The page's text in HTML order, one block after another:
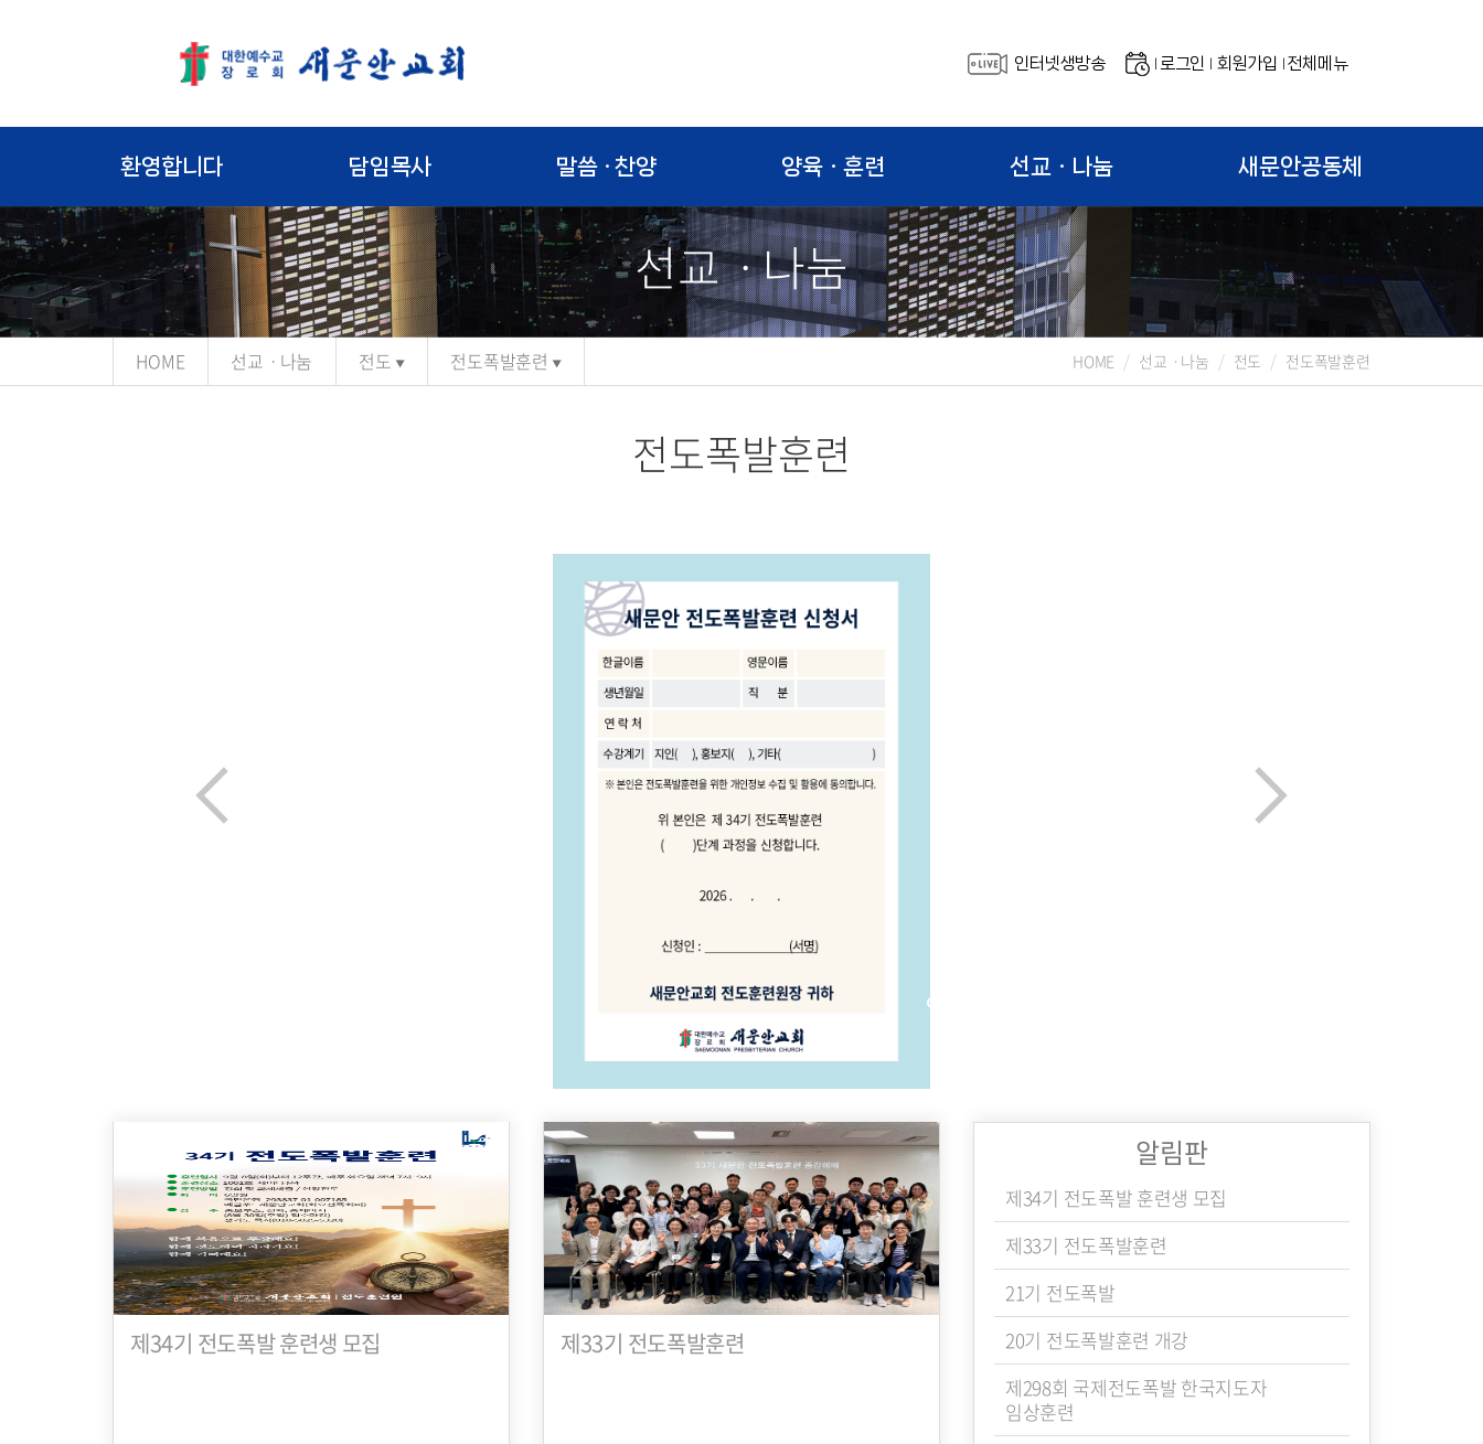
인터넷생방송 로그인 회원가입 전체메뉴
환영합니다 담임목사 말씀 · 찬양 양육ㆍ훈련 선교ㆍ나눔 새문안공동체
선교ㆍ나눔
HOME 선교ㆍ나눔 전도 전도폭발훈련 HOME 선교ㆍ나눔 전도 전도폭발훈련
전도폭발훈련
제34기 전도폭발 훈련생 모집 제33기 전도폭발훈련
알림판
제34기 전도폭발 훈련생 모집
제33기 전도폭발훈련
21기 전도폭발
20기 전도폭발훈련 개강
제298회 국제전도폭발 한국지도자
임상훈련